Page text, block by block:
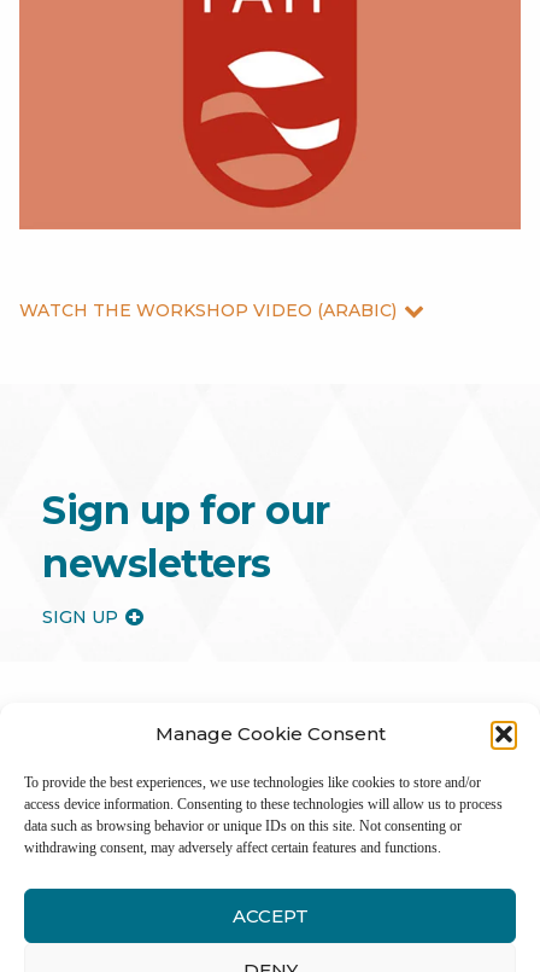
Manage Cookie Consent
To provide the best experiences, we use technologies like cookies to store and/or
access device information. Consenting to these technologies will allow us to process
data such as browsing behavior or unique IDs on this site. Not consenting or
withdrawing consent, may adversely affect certain features and functions.
ACCEPT
WATCH THE WORKSHOP VIDEO (ARABIC)
Sign up for our
newsletters
SIGN UP